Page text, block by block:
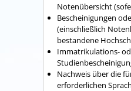
Notenübersicht
Bescheinigungen
(einschließlich
bestandene
Immatrikulations-
Nachweis über die
erforderlichen